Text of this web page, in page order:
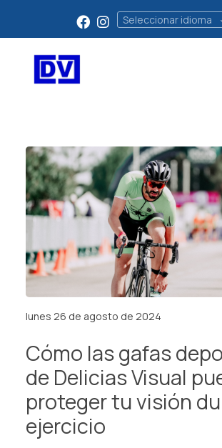
Seleccionar idioma
lunes 26 de agosto de 2024
Cómo las gafas
de Delicias Visual
proteger tu visión
ejercicio